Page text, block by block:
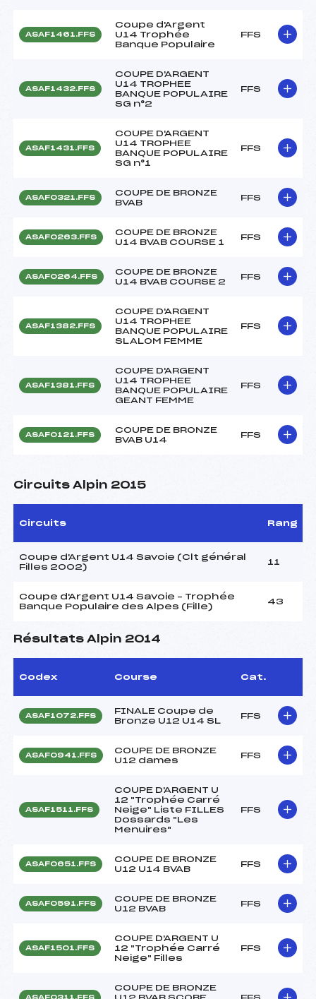
ASAF1461.FFS
Coupe d'Argent
U14 Trophée
Banque Populaire
FFS
ASAF1432.FFS
COUPE D'ARGENT
U14 TROPHEE
BANQUE POPULAIRE
SG n°2
FFS
ASAF1431.FFS
COUPE D'ARGENT
U14 TROPHEE
BANQUE POPULAIRE
SG n°1
FFS
ASAF0321.FFS
COUPE DE BRONZE
BVAB
FFS
ASAF0263.FFS
COUPE DE BRONZE
U14 BVAB COURSE 1
FFS
ASAF0264.FFS
COUPE DE BRONZE
U14 BVAB COURSE 2
FFS
ASAF1382.FFS
COUPE D'ARGENT
U14 TROPHEE
BANQUE POPULAIRE
SLALOM FEMME
FFS
ASAF1381.FFS
COUPE D'ARGENT
U14 TROPHEE
BANQUE POPULAIRE
GEANT FEMME
FFS
ASAF0121.FFS
COUPE DE BRONZE
BVAB U14
FFS
Circuits Alpin 2015
Circuits Rang
Coupe d'Argent U14 Savoie (Clt général
Filles 2002)
11
Coupe d'Argent U14 Savoie – Trophée
Banque Populaire des Alpes (Fille)
43
Résultats Alpin 2014
Codex Course Cat.
ASAF1072.FFS
FINALE Coupe de
Bronze U12 U14 SL
FFS
ASAF0941.FFS
COUPE DE BRONZE
U12 dames
FFS
ASAF1511.FFS
COUPE D'ARGENT U
12 "Trophée Carré
Neige" Liste FILLES
Dossards "Les
Menuires"
FFS
ASAF0651.FFS
COUPE DE BRONZE
U12 U14 BVAB
FFS
ASAF0591.FFS
COUPE DE BRONZE
U12 BVAB
FFS
ASAF1501.FFS
COUPE D'ARGENT U
12 "Trophée Carré
Neige" Filles
FFS
ASAF0311.FFS
COUPE DE BRONZE
U12 BVAB SCOBE
FFS